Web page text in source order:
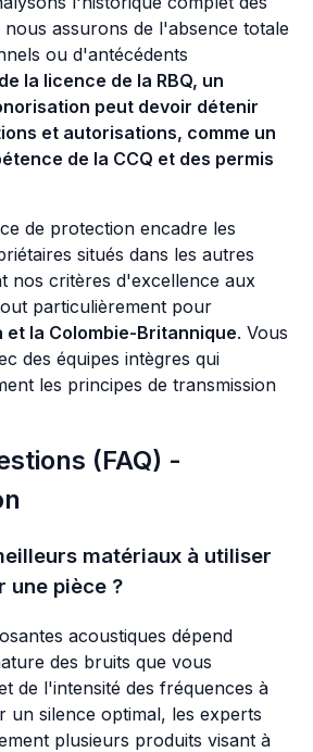
assurons de l'absence totale
ou d'antécédents
la licence de la RBQ, un
peut devoir détenir
et autorisations, comme un
de la CCQ et des permis
de protection encadre les
situés dans les autres
nos critères d'excellence aux
particulièrement pour
la Colombie-Britannique. Vous
des équipes intègres qui
les principes de transmission
(FAQ) -
matériaux à utiliser
une pièce ?
acoustiques dépend
des bruits que vous
de l'intensité des fréquences à
un silence optimal, les experts
plusieurs produits visant à